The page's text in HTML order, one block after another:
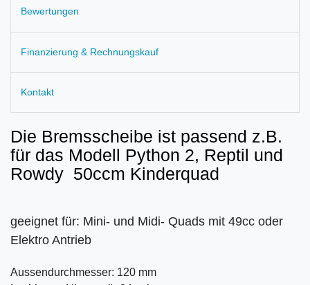
Bewertungen
Finanzierung & Rechnungskauf
Kontakt
Die Bremsscheibe ist passend z.B.
für das Modell Python 2, Reptil und
Rowdy 50ccm Kinderquad
geeignet für: Mini- und Midi- Quads mit 49cc oder
Elektro Antrieb
Aussendurchmesser: 120 mm